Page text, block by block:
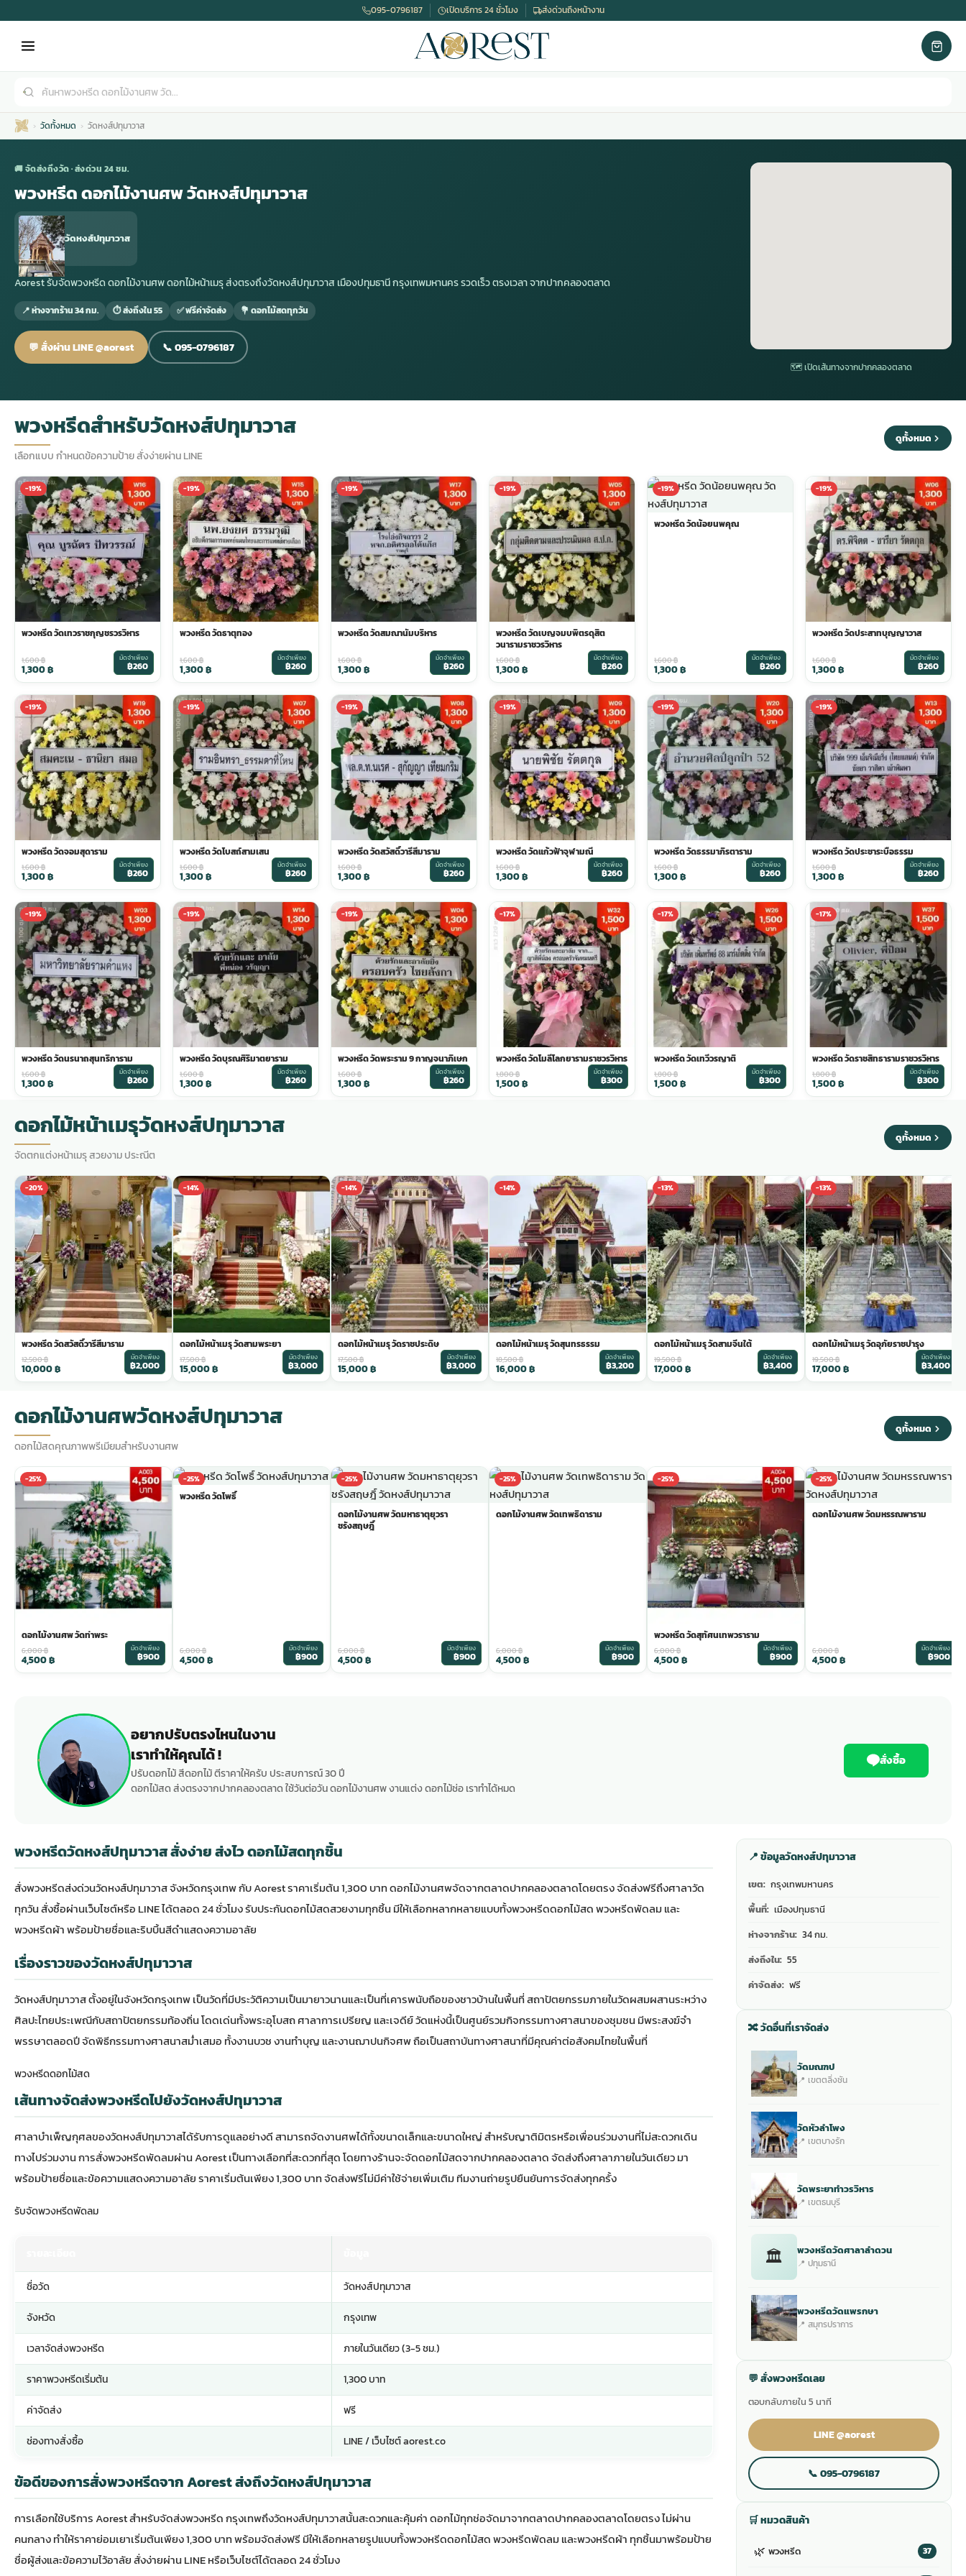
ดอกไม้หน้าศพ
ดอกไม้จัดงานศพ
จัดดอกไม้หน้าศพ
ดอกไม้หน้าหีบ
ดอกไม้หน้างานศพ
ดอกไม้หน้าโลง
จัดดอกไม้หน้ารูป
จัดดอกไม้หน้าโลง
ดอกไม้ศพ
ดอกไม้งานศพ ส่งด่วน
ดอกไม้งานศพ กรุงเทพ
ดอกไม้งานศพ ปากคลองตลาด
ร้านดอกไม้งานศพ ใกล้ฉัน
ดอกไม้งานศพ ราคาถูก
จัดดอกไม้งานศพ ราคา
ดอกไม้งานศพ ส่งฟรี
ดอกไม้งานศพ ออนไลน์
พวงดอกไม้งานศพ
tpdecorate ปูพื้น
พวงหรีด กรุงเทพ
พวงหรีดราคา
สั่งพวงหรีด
ร้านพวงหรีด
ดอกไม้พวงหรีด
พวงหรีดปทุม
พวงหรีดพระราม 2
พวงหรีด ปากคลองตลาด
พวงหรีดราคาถูก
พวงหรีดดอกไม้สด
พวงหรีดดอกไม้สด ราคาถูก
สั่งพวงหรีด ออนไลน์
ส่งพวงหรีด ด่วน กรุงเทพ
ร้านพวงหรีด กรุงเทพ ส่งฟรี
พวงหรีด ปากคลองตลาด ราคา
พวงหรีด ส่งด่วน วันนี้
น้าเมรุ
มรุสีขาว
ไม้หน้าเมรุ
กไม้หน้าเมรุ
น้าเมรุ ราคา
มรุ กรุงเทพ
ม้หน้าเมรุ
มรุ ราคาถูก
ม้หน้าเมรุ
ระดับเมรุ
มรุ ออนไลน์
มรุ ส่งด่วน
น้าเมรุ กรุงเทพ
ไม้งานแต่ง
ไม้งานแต่ง ราคา
ไม้งานแต่ง ราคาถูก
ไม้งานแต่ง กรุงเทพ
อกไม้งานแต่ง
ดอกไม้งานแต่ง
ไม้งานแต่ง แบบสวยๆ
พวงหรีดพัดลม
พวงหรีดพัดลม ราคา
พวงหรีดพัดลม ราคาถูก
พวงหรีดพัดลม กรุงเทพ
พวงหรีดพัดลม ส่งด่วน
สั่งพวงหรีดพัดลม
ร้านพวงหรีดพัดลม
พวงหรีดพัดลม ปากคลองตลาด
พวงหรีดพัดลม แบบสวยๆ
รับจัดงานศพ
รับจัดงานศพ ราคา
รับจัดงานศพ ครบวงจร
รับจัดงานศพ กรุงเทพ
แพ็คเกจจัดงานศพ
ค่าใช้จ่ายจัดงานศพ
จัดงานศพ วัด
ขั้นตอนจัดงานศพ
จัดงานศพ ราคาถูก
095-0796187 เปิดบริการ 24 ชั่วโมง ส่งด่วนถึงหน้างาน
วัดทั้งหมด วัดหงส์ปทุมาวาส
🚚 จัดส่งถึงวัด · ส่งด่วน 24 ชม.
พวงหรีด ดอกไม้งานศพ วัดหงส์ปทุมาวาส
วัดหงส์ปทุมาวาส
Aorest รับจัดพวงหรีด ดอกไม้งานศพ ดอกไม้หน้าเมรุ ส่งตรงถึงวัดหงส์ปทุมาวาส เมืองปทุมธานี กรุงเทพมหานคร รวดเร็ว ตรงเวลา จากปากคลองตลาด
📍 ห่างจากร้าน 34 กม. ⏱ ส่งถึงใน 55 ✅ ฟรีค่าจัดส่ง 💐 ดอกไม้สดทุกวัน
💬 สั่งผ่าน LINE @aorest 📞 095-0796187
🗺 เปิดเส้นทางจากปากคลองตลาด
พวงหรีดสำหรับวัดหงส์ปทุมาวาส
เลือกแบบ กำหนดข้อความป้าย สั่งง่ายผ่าน LINE
ดูทั้งหมด
-19%
พวงหรีด วัดเทวราชกุญชรวรวิหาร
1,600฿
1,300฿
มัดจำเพียง
฿260
-19%
พวงหรีด วัดธาตุทอง
1,600฿
1,300฿
มัดจำเพียง
฿260
-19%
พวงหรีด วัดสมณานัมบริหาร
1,600฿
1,300฿
มัดจำเพียง
฿260
-19%
พวงหรีด วัดเบญจมบพิตรดุสิต
วนารามราชวรวิหาร
1,600฿
1,300฿
มัดจำเพียง
฿260
-19%
พวงหรีด วัดน้อยนพคุณ
1,600฿
1,300฿
มัดจำเพียง
฿260
-19%
พวงหรีด วัดประสาทบุญญาวาส
1,600฿
1,300฿
มัดจำเพียง
฿260
-19%
พวงหรีด วัดจอมสุดาราม
1,600฿
1,300฿
มัดจำเพียง
฿260
-19%
พวงหรีด วัดโบสถ์สามเสน
1,600฿
1,300฿
มัดจำเพียง
฿260
-19%
พวงหรีด วัดสวัสดิ์วารีสีมาราม
1,600฿
1,300฿
มัดจำเพียง
฿260
-19%
พวงหรีด วัดแก้วฟ้าจุฬามณี
1,600฿
1,300฿
มัดจำเพียง
฿260
-19%
พวงหรีด วัดธรรมาภิรตาราม
1,600฿
1,300฿
มัดจำเพียง
฿260
-19%
พวงหรีด วัดประชาระบือธรรม
1,600฿
1,300฿
มัดจำเพียง
฿260
-19%
พวงหรีด วัดนรนาถสุนทริการาม
1,600฿
1,300฿
มัดจำเพียง
฿260
-19%
พวงหรีด วัดบุรณศิริมาตยาราม
1,600฿
1,300฿
มัดจำเพียง
฿260
-19%
พวงหรีด วัดพระราม 9 กาญจนาภิเษก
1,600฿
1,300฿
มัดจำเพียง
฿260
-17%
พวงหรีด วัดโมลีโลกยารามราชวรวิหาร
1,800฿
1,500฿
มัดจำเพียง
฿300
-17%
พวงหรีด วัดเทวีวรญาติ
1,800฿
1,500฿
มัดจำเพียง
฿300
-17%
พวงหรีด วัดราชสิทธารามราชวรวิหาร
1,800฿
1,500฿
มัดจำเพียง
฿300
ดอกไม้หน้าเมรุวัดหงส์ปทุมาวาส
จัดตกแต่งหน้าเมรุ สวยงาม ประณีต
ดูทั้งหมด
-20%
พวงหรีด วัดสวัสดิ์วารีสีมาราม
12,500฿
10,000฿
มัดจำเพียง
฿2,000
-14%
ดอกไม้หน้าเมรุ วัดสามพระยา
17,500฿
15,000฿
มัดจำเพียง
฿3,000
-14%
ดอกไม้หน้าเมรุ วัดราชประดิษ
17,500฿
15,000฿
มัดจำเพียง
฿3,000
-14%
ดอกไม้หน้าเมรุ วัดสุนทรธรรม
18,500฿
16,000฿
มัดจำเพียง
฿3,200
-13%
ดอกไม้หน้าเมรุ วัดสามจีนใต้
19,500฿
17,000฿
มัดจำเพียง
฿3,400
-13%
ดอกไม้หน้าเมรุ วัดอุภัยราชบำรุง
19,500฿
17,000฿
มัดจำเพียง
฿3,400
ดอกไม้งานศพวัดหงส์ปทุมาวาส
ดอกไม้สดคุณภาพพรีเมียมสำหรับงานศพ
ดูทั้งหมด
-25%
ดอกไม้งานศพ วัดท่าพระ
6,000฿
4,500฿
มัดจำเพียง
฿900
-25%
พวงหรีด วัดโพธิ์
6,000฿
4,500฿
มัดจำเพียง
฿900
-25%
ดอกไม้งานศพ วัดมหาธาตุยุวรา
ชรังสฤษฎิ์
6,000฿
4,500฿
มัดจำเพียง
฿900
-25%
ดอกไม้งานศพ วัดเทพธิดาราม
6,000฿
4,500฿
มัดจำเพียง
฿900
-25%
พวงหรีด วัดสุทัศนเทพวราราม
6,000฿
4,500฿
มัดจำเพียง
฿900
-25%
ดอกไม้งานศพ วัดมหรรณพาราม
6,000฿
4,500฿
มัดจำเพียง
฿900
อยากปรับตรงไหนในงาน
เราทำให้คุณได้ !
ปรับดอกไม้ สีดอกไม้ ตีราคาให้ครับ ประสบการณ์ 30 ปี
ดอกไม้สด ส่งตรงจากปากคลองตลาด ใช้วันต่อวัน ดอกไม้งานศพ งานแต่ง ดอกไม้ช่อ เราทำได้หมด
สั่งซื้อ
พวงหรีดวัดหงส์ปทุมาวาส สั่งง่าย ส่งไว ดอกไม้สดทุกชิ้น
สั่งพวงหรีดส่งด่วนวัดหงส์ปทุมาวาส จังหวัดกรุงเทพ กับ Aorest ราคาเริ่มต้น 1,300 บาทดอกไม้งานศพจัดจากตลาดปากคลองตลาดโดยตรง จัดส่งฟรีถึงศาลาวัด
ทุกวัน สั่งซื้อผ่านเว็บไซต์หรือ LINE ได้ตลอด 24 ชั่วโมง รับประกันดอกไม้สดสวยงามทุกชิ้น มีให้เลือกหลากหลายแบบทั้งพวงหรีดดอกไม้สด พวงหรีดพัดลม และ
พวงหรีดผ้า พร้อมป้ายชื่อและริบบิ้นสีดำแสดงความอาลัย
เรื่องราวของวัดหงส์ปทุมาวาส
วัดหงส์ปทุมาวาสตั้งอยู่ในจังหวัดกรุงเทพ เป็นวัดที่มีประวัติความเป็นมายาวนานและเป็นที่เคารพนับถือของชาวบ้านในพื้นที่ สถาปัตยกรรมภายในวัดผสมผสานระหว่าง
ศิลปะไทยประเพณีกับสถาปัตยกรรมท้องถิ่น โดดเด่นทั้งพระอุโบสถ ศาลาการเปรียญ และเจดีย์ วัดแห่งนี้เป็นศูนย์รวมกิจกรรมทางศาสนาของชุมชน มีพระสงฆ์จำ
พรรษาตลอดปี จัดพิธีกรรมทางศาสนาสม่ำเสมอ ทั้งงานบวช งานทำบุญ และงานฌาปนกิจศพ ถือเป็นสถาบันทางศาสนาที่มีคุณค่าต่อสังคมไทยในพื้นที่
พวงหรีดดอกไม้สด
เส้นทางจัดส่งพวงหรีดไปยังวัดหงส์ปทุมาวาส
ศาลาบำเพ็ญกุศลของวัดหงส์ปทุมาวาสได้รับการดูแลอย่างดี สามารถจัดงานศพได้ทั้งขนาดเล็กและขนาดใหญ่ สำหรับญาติมิตรหรือเพื่อนร่วมงานที่ไม่สะดวกเดิน
ทางไปร่วมงาน การสั่งพวงหรีดพัดลมผ่าน Aorest เป็นทางเลือกที่สะดวกที่สุด โดยทางร้านจะจัดดอกไม้สดจากปากคลองตลาด จัดส่งถึงศาลาภายในวันเดียว มา
พร้อมป้ายชื่อและข้อความแสดงความอาลัย ราคาเริ่มต้นเพียง 1,300 บาท จัดส่งฟรีไม่มีค่าใช้จ่ายเพิ่มเติม ทีมงานถ่ายรูปยืนยันการจัดส่งทุกครั้ง
รับจัดพวงหรีดพัดลม
ชื่อวัด วัดหงส์ปทุมาวาส
จังหวัด กรุงเทพ
เวลาจัดส่งพวงหรีด ภายในวันเดียว (3-5 ชม.)
ราคาพวงหรีดเริ่มต้น 1,300 บาท
ค่าจัดส่ง ฟรี
ช่องทางสั่งซื้อ LINE / เว็บไซต์ aorest.co
ข้อดีของการสั่งพวงหรีดจาก Aorest ส่งถึงวัดหงส์ปทุมาวาส
การเลือกใช้บริการ Aorest สำหรับจัดส่งพวงหรีด กรุงเทพถึงวัดหงส์ปทุมาวาสนั้นสะดวกและคุ้มค่า ดอกไม้ทุกช่อจัดมาจากตลาดปากคลองตลาดโดยตรง ไม่ผ่าน
คนกลาง ทำให้ราคาย่อมเยาเริ่มต้นเพียง 1,300 บาท พร้อมจัดส่งฟรี มีให้เลือกหลายรูปแบบทั้งพวงหรีดดอกไม้สด พวงหรีดพัดลม และพวงหรีดผ้า ทุกชิ้นมาพร้อมป้าย
ชื่อผู้ส่งและข้อความไว้อาลัย สั่งง่ายผ่าน LINE หรือเว็บไซต์ได้ตลอด 24 ชั่วโมง
📍 ข้อมูลวัดหงส์ปทุมาวาส
เขต: กรุงเทพมหานคร
พื้นที่: เมืองปทุมธานี
ห่างจากร้าน: 34 กม.
ส่งถึงใน: 55
ค่าจัดส่ง: ฟรี
🔀 วัดอื่นที่เราจัดส่ง
วัดมณฑป
📍 เขตตลิ่งชัน
วัดหัวลำโพง
📍 เขตบางรัก
วัดพระยาทำวรวิหาร
📍 เขตธนบุรี
🏛 พวงหรีดวัดศาลาลำดวน
📍 ปทุมธานี
พวงหรีดวัดแพรกษา
📍 สมุทรปราการ
💬 สั่งพวงหรีดเลย
ตอบกลับภายใน 5 นาที
LINE @aorest
📞 095-0796187
🛒 หมวดสินค้า
🌿 พวงหรีด 37